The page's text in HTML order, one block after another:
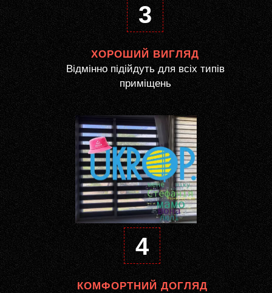
3
ХОРОШИЙ ВИГЛЯД
Відмінно підійдуть для всіх типів
приміщень
4
КОМФОРТНИЙ ДОГЛЯД